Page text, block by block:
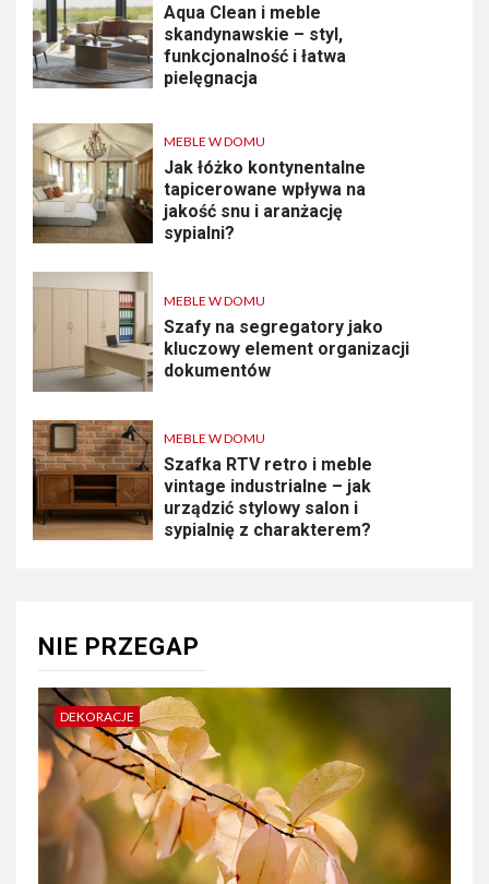
Aqua Clean i meble
skandynawskie – styl,
funkcjonalność i łatwa
pielęgnacja
MEBLE W DOMU
Jak łóżko kontynentalne
tapicerowane wpływa na
jakość snu i aranżację
sypialni?
MEBLE W DOMU
Szafy na segregatory jako
kluczowy element organizacji
dokumentów
MEBLE W DOMU
Szafka RTV retro i meble
vintage industrialne – jak
urządzić stylowy salon i
sypialnię z charakterem?
NIE PRZEGAP
DEKORACJE